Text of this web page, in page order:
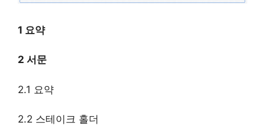
1 요약
2 서문
2.1 요약
2.2 스테이크 홀더